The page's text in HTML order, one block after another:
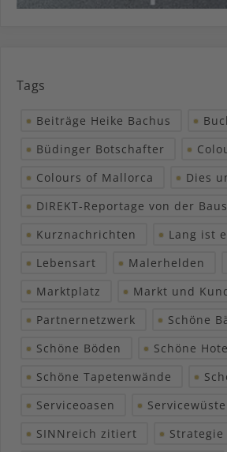
Tags
Beiträge Heike Bachus
Büdinger Botschafter
Colours of Mallorca
Dies
DIREKT-Reportage von der
Kurznachrichten
Lang ist
Lebensart
Malerhelden
Marktplatz
Markt und
Partnernetzwerk
Schöne
Schöne Böden
Schöne
Schöne Tapetenwände
Serviceoasen
SINNreich zitiert
Strategie